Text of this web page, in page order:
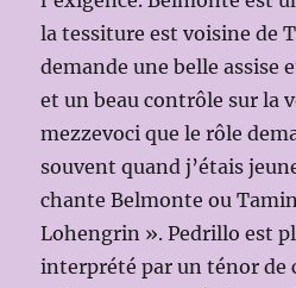
la tessiture est voisine de
demande une belle assise
et un beau contrôle sur la
mezzevoci que le rôle
souvent quand j’étais
chante Belmonte ou
Lohengrin ». Pedrillo est
interprété par un ténor de